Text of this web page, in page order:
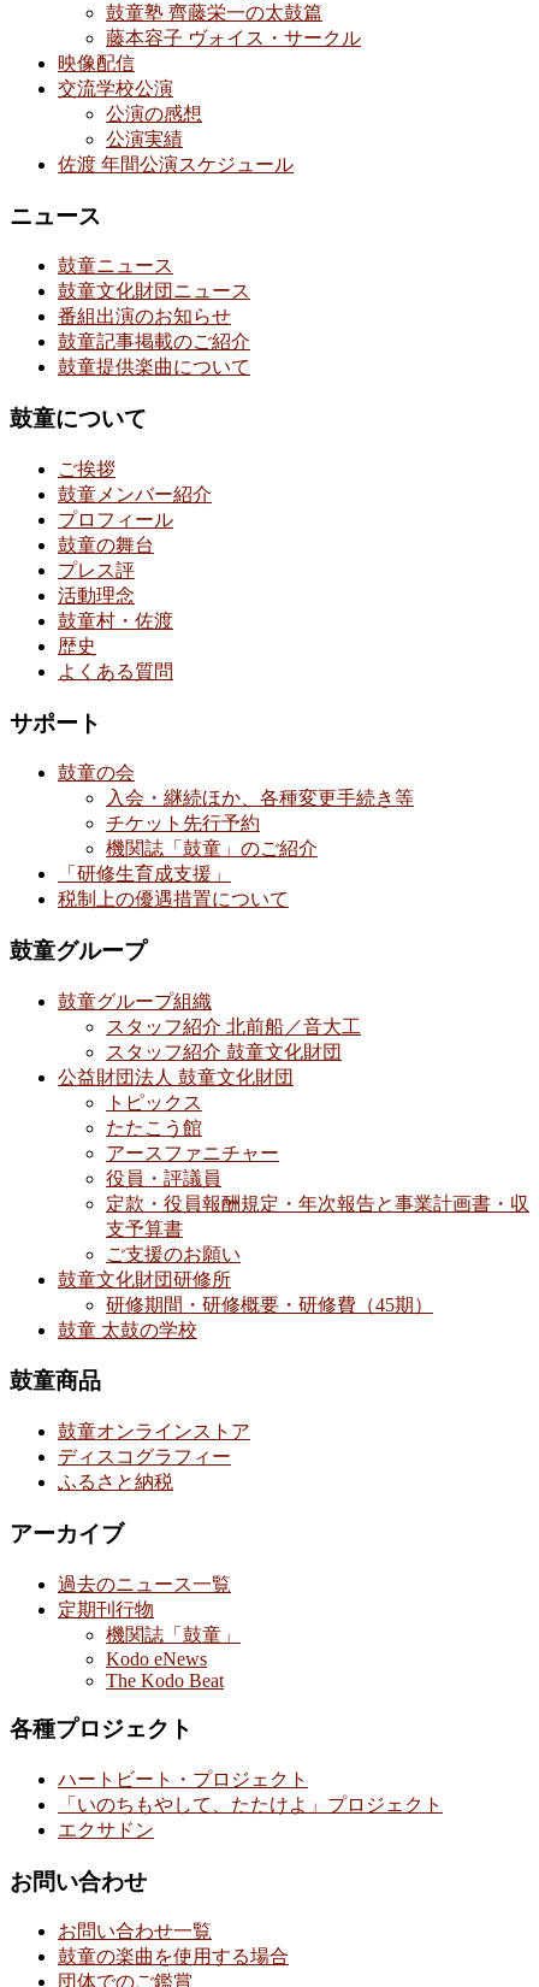
鼓童塾 齊藤栄一の太鼓篇
藤本容子 ヴォイス・サークル
映像配信
交流学校公演
公演の感想
公演実績
佐渡 年間公演スケジュール
ニュース
鼓童ニュース
鼓童文化財団ニュース
番組出演のお知らせ
鼓童記事掲載のご紹介
鼓童提供楽曲について
鼓童について
ご挨拶
鼓童メンバー紹介
プロフィール
鼓童の舞台
プレス評
活動理念
鼓童村・佐渡
歴史
よくある質問
サポート
鼓童の会
入会・継続ほか、各種変更手続き等
チケット先行予約
機関誌「鼓童」のご紹介
「研修生育成支援」
税制上の優遇措置について
鼓童グループ
鼓童グループ組織
スタッフ紹介 北前船／音大工
スタッフ紹介 鼓童文化財団
公益財団法人 鼓童文化財団
トピックス
たたこう館
アースファニチャー
役員・評議員
定款・役員報酬規定・年次報告と事業計画書・収
支予算書
ご支援のお願い
鼓童文化財団研修所
研修期間・研修概要・研修費（45期）
鼓童 太鼓の学校
鼓童商品
鼓童オンラインストア
ディスコグラフィー
ふるさと納税
アーカイブ
過去のニュース一覧
定期刊行物
機関誌「鼓童」
Kodo eNews
The Kodo Beat
各種プロジェクト
ハートビート・プロジェクト
「いのちもやして、たたけよ」プロジェクト
エクサドン
お問い合わせ
お問い合わせ一覧
鼓童の楽曲を使用する場合
団体でのご鑑賞